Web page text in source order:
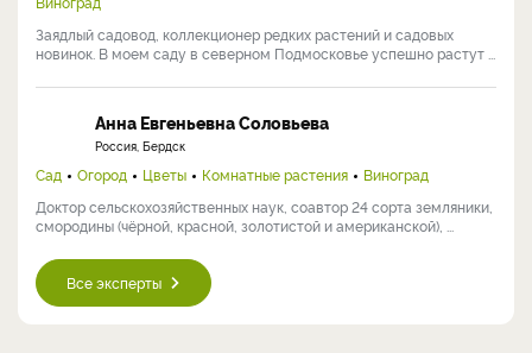
Заядлый садовод, коллекционер редких растений и садовых
новинок. В моем саду в северном Подмосковье успешно растут ...
Анна Евгеньевна Соловьева
Россия, Бердск
Сад Огород Цветы Комнатные растения
Виноград
Доктор сельскохозяйственных наук, соавтор 24 сорта земляники,
смородины (чёрной, красной, золотистой и американской), ...
Все эксперты